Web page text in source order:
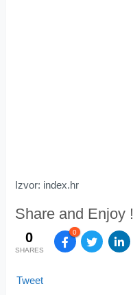
Izvor: index.hr
Share and Enjoy !
0
SHARES
0
Tweet